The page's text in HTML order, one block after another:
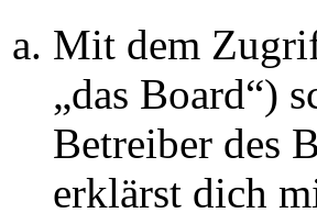
Mit dem
„das Board“)
Betreiber des
erklärst dich